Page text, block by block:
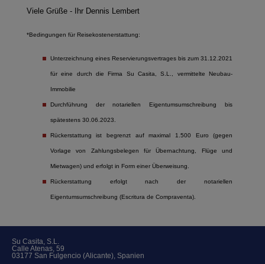
Viele Grüße - Ihr Dennis Lembert
*Bedingungen für Reisekostenerstattung:
Unterzeichnung eines Reservierungsvertrages bis zum 31.12.2021
für eine durch die Firma Su Casita, S.L., vermittelte Neubau-
Immobilie
Durchführung der notariellen Eigentumsumschreibung bis
spätestens 30.06.2023.
Rückerstattung ist begrenzt auf maximal 1.500 Euro (gegen
Vorlage von Zahlungsbelegen für Übernachtung, Flüge und
Mietwagen) und erfolgt in Form einer Überweisung.
Rückerstattung erfolgt nach der notariellen
Eigentumsumschreibung (Escritura de Compraventa).
Su Casita, S.L.
Calle Atenas, 59
03177 San Fulgencio (Alicante), Spanien